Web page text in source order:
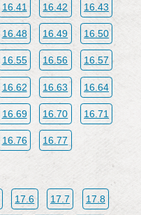
16.41 16.42 16.43
16.48 16.49 16.50
16.55 16.56 16.57
16.62 16.63 16.64
16.69 16.70 16.71
16.76 16.77
17.6 17.7 17.8